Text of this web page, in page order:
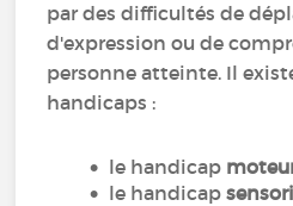
par des difficultés de
d'expression ou de
personne atteinte. Il
handicaps :
le handicap
le handicap